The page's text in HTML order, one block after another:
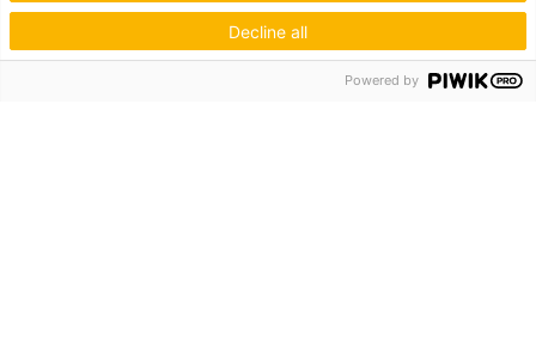
Decline all
Powered by